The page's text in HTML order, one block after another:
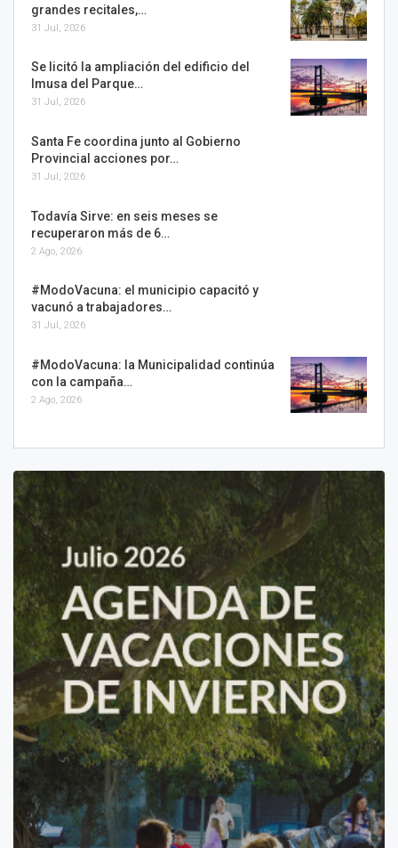
grandes recitales,…
31 Jul, 2026
Se licitó la ampliación del edificio del
Imusa del Parque…
31 Jul, 2026
Santa Fe coordina junto al Gobierno
Provincial acciones por…
31 Jul, 2026
Todavía Sirve: en seis meses se
recuperaron más de 6…
2 Ago, 2026
#ModoVacuna: el municipio capacitó y
vacunó a trabajadores…
31 Jul, 2026
#ModoVacuna: la Municipalidad continúa
con la campaña…
2 Ago, 2026